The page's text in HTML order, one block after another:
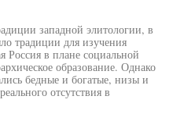
западной элитологии, в
традиции для изучения
Россия в плане социальной
образование. Однако
бедные и богатые, низы и
отсутствия в